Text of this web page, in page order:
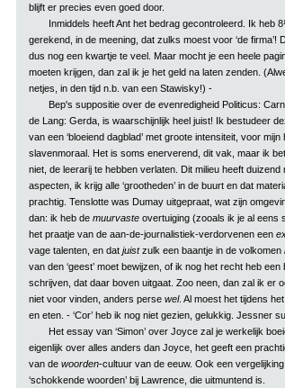
blijft er precies even goed door.
Inmiddels heeft Ant het bedrag gecontroleerd. Ik heb
gerekend, in de meening, dat zulks moest voor ‘de firma’!
dus nog een kwartje te veel. Maar mocht je een heele
moeten krijgen, dan zal ik je het geld na laten zenden.
netjes, in den tijd n.b. van een Stawisky!) -
Bep's suppositie over de evenredigheid Politicus:
de Lang: Gerda, is waarschijnlijk heel juist! Ik bestudeer
van een ‘bloeiend dagblad’ met groote intensiteit, voor mijn
slavenmoraal. Het is soms enerverend, dit vak, maar ik
niet, de leerarij te hebben verlaten. Dit milieu heeft duizend
aspecten, ik krijg alle ‘grootheden’ in de buurt en dat
prachtig. Tenslotte was Dumay uitgepraat, wat zijn
dan: ik heb de muurvasteovertuiging (zooals ik je al eens
het praatje van de aan-de-journalistiek-verdorvenen een
vage talenten, en dat juistzulk een baantje in de volkomen
van den ‘geest’ moet bewijzen, of ik nog het recht heb een
schrijven, dat daar boven uitgaat. Zoo neen, dan zal ik er
niet voor vinden, anders perse wel. Al moest het tijdens
en eten. - ‘Cor’ heb ik nog niet gezien, gelukkig. Jessner
Het essay van ‘Simon’ over Joyce zal je werkelijk
eigenlijk over alles anders dan Joyce, het geeft een
van de woorden-cultuur van de eeuw. Ook een
‘schokkende woorden’ bij Lawrence, die uitmuntend is.